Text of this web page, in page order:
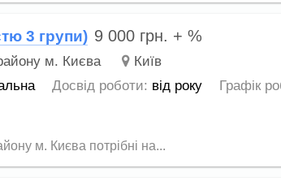
3 групи) 9 000 грн. + %
м. Києва
Київ
Досвід роботи: від року Графік
м. Києва потрібні на...